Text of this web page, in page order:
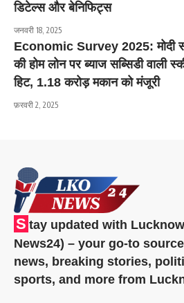
डिटेल्स और बेनिफिट्स
जनवरी 18, 2025
Economic Survey 2025: मोदी
की होम लोन पर ब्याज सब्सिडी वाली
हिट, 1.18 करोड़ मकान को मंजूरी
फ़रवरी 2, 2025
S tay updated with
News24) – your go-to
news, breaking stories,
sports, and more from